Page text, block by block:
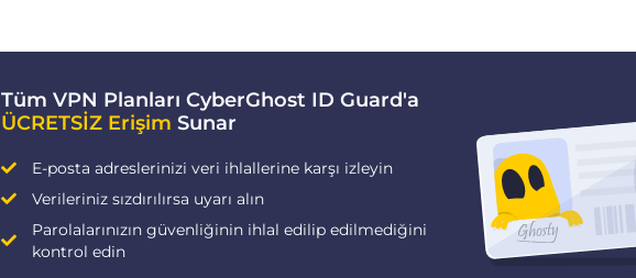
Tüm VPN Planları CyberGhost ID Guard'a
ÜCRETSİZ Erişim Sunar
E-posta adreslerinizi veri ihlallerine karşı izleyin
Verileriniz sızdırılırsa uyarı alın
Parolalarınızın güvenliğinin ihlal edilip edilmediğini
kontrol edin